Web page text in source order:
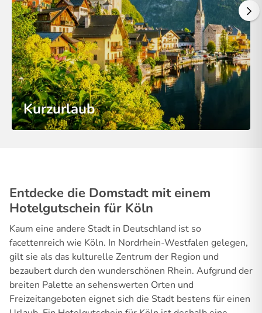
Kurzurlaub
Entdecke die Domstadt mit einem
Hotelgutschein für Köln
Kaum eine andere Stadt in Deutschland ist so
facettenreich wie Köln. In Nordrhein-Westfalen gelegen,
gilt sie als das kulturelle Zentrum der Region und
bezaubert durch den wunderschönen Rhein. Aufgrund der
breiten Palette an sehenswerten Orten und
Freizeitangeboten eignet sich die Stadt bestens für einen